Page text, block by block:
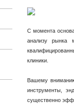
С момента
анализу рынка
клиники.
Вашему
инструменты,
существенно